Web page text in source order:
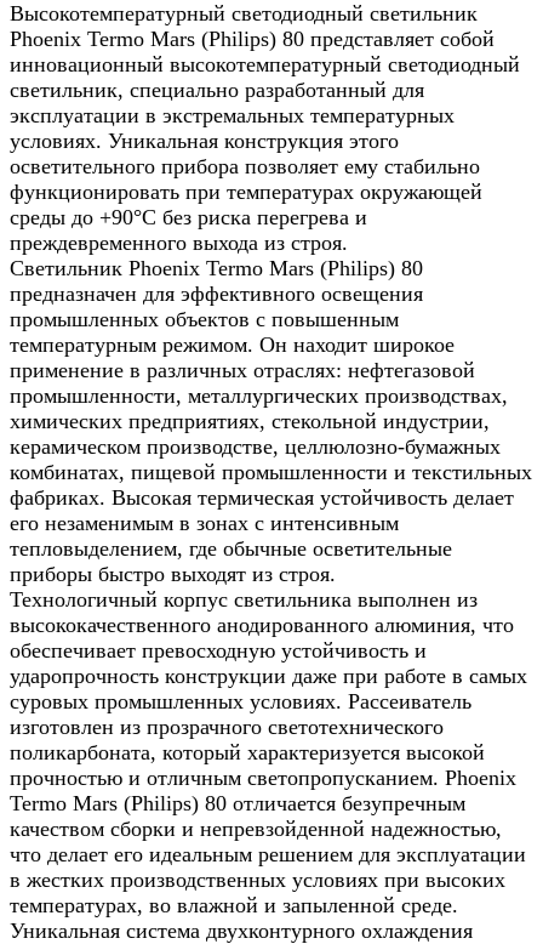
Высокотемпературный светодиодный светильник
Phoenix Termo Mars (Philips) 80 представляет собой
инновационный высокотемпературный светодиодный
светильник, специально разработанный для
эксплуатации в экстремальных температурных
условиях. Уникальная конструкция этого
осветительного прибора позволяет ему стабильно
функционировать при температурах окружающей
среды до +90°C без риска перегрева и
преждевременного выхода из строя.
Светильник Phoenix Termo Mars (Philips) 80
предназначен для эффективного освещения
промышленных объектов с повышенным
температурным режимом. Он находит широкое
применение в различных отраслях: нефтегазовой
промышленности, металлургических производствах,
химических предприятиях, стекольной индустрии,
керамическом производстве, целлюлозно-бумажных
комбинатах, пищевой промышленности и текстильных
фабриках. Высокая термическая устойчивость делает
его незаменимым в зонах с интенсивным
тепловыделением, где обычные осветительные
приборы быстро выходят из строя.
Технологичный корпус светильника выполнен из
высококачественного анодированного алюминия, что
обеспечивает превосходную устойчивость и
ударопрочность конструкции даже при работе в самых
суровых промышленных условиях. Рассеиватель
изготовлен из прозрачного светотехнического
поликарбоната, который характеризуется высокой
прочностью и отличным светопропусканием. Phoenix
Termo Mars (Philips) 80 отличается безупречным
качеством сборки и непревзойденной надежностью,
что делает его идеальным решением для эксплуатации
в жестких производственных условиях при высоких
температурах, во влажной и запыленной среде.
Уникальная система двухконтурного охлаждения